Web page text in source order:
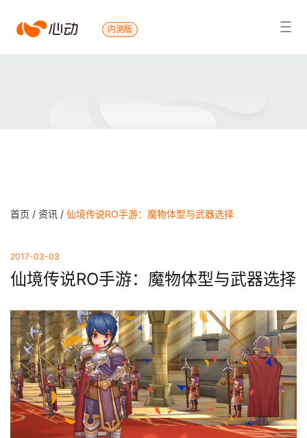
心
内测版
搜索结果
首页 / 资讯 / 仙境传说RO手游：魔物体型与武器选择
2017-03-03
仙境传说RO手游：魔物体型与武器选择